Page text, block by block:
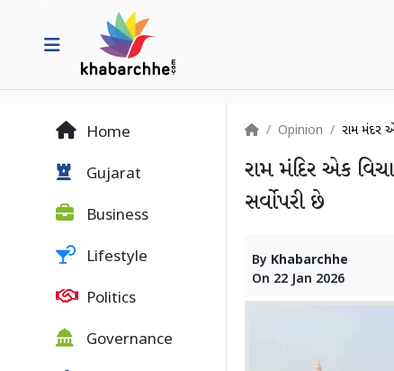
Home
Gujarat
Business
Lifestyle
Politics
Governance
Opinion રામ મંદિર
રામ મંદિર એક
સર્વોપરી છે
By Khabarchhe
On 22 Jan 2026